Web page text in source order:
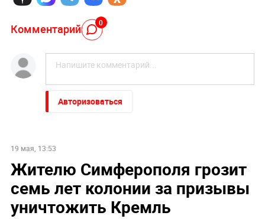
Комментарий 0
Авторизоваться
19 мая, 13:53
Жителю Симферополя грозит
семь лет колонии за призывы
уничтожить Кремль